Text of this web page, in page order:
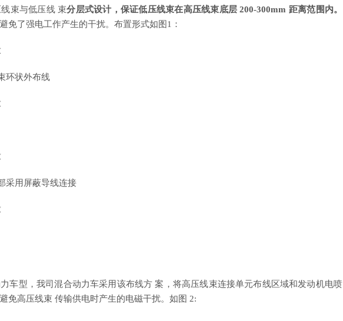
束与低压线 束分层式设计，保证低压线束在高压线束底层 200-300mm 距离范围内。
免了强电工作产生的干扰。布置形式如图1：
环状外布线
采用屏蔽导线连接
车型，我司混合动力车采用该布线方 案，将高压线束连接单元布线区域和发动机电喷
免高压线束 传输供电时产生的电磁干扰。如图 2: